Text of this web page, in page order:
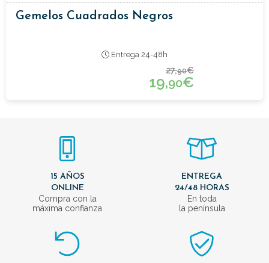
Gemelos Cuadrados Negros
Entrega 24-48h
27,90€
19,90€
15 AÑOS
ONLINE
Compra con la
máxima confianza
ENTREGA
24/48 HORAS
En toda
la península